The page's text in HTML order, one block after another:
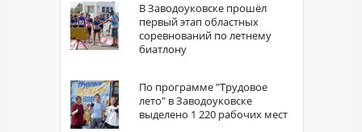
В Заводоуковске прошёл
первый этап областных
соревнований по летнему
биатлону
По программе "Трудовое
лето" в Заводоуковске
выделено 1 220 рабочих мест